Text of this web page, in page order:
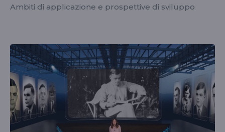
Ambiti di applicazione e prospettive di sviluppo